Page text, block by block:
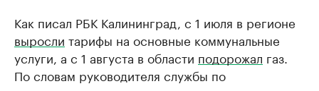
Как писал РБК Калининград, с 1 июля в регионе
выросли тарифы на основные коммунальные
услуги, а с 1 августа в области подорожал газ.
По словам руководителя службы по